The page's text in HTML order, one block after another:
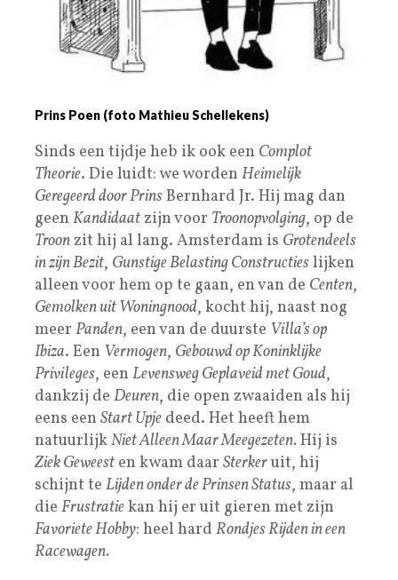
Prins Poen (foto Mathieu Schellekens)
Sinds een tijdje heb ik ook een Complot
Theorie. Die luidt: we worden Heimelijk
Geregeerd door PrinsBernhard Jr. Hij mag dan
geen Kandidaatzijn voor Troonopvolging, op de
Troonzit hij al lang. Amsterdam is Grotendeels
in zijn Bezit, Gunstige Belasting Constructieslijken
alleen voor hem op te gaan, en van de Centen,
Gemolken uit Woningnood, kocht hij, naast nog
meer Panden, een van de duurste Villa’s op
Ibiza. Een Vermogen, Gebouwd op Koninklijke
Privileges, een Levensweg Geplaveid met Goud,
dankzij de Deuren, die open zwaaiden als hij
eens een Start Upje deed. Het heeft hem
natuurlijkNiet Alleen Maar Meegezeten.Hij is
Ziek Geweest en kwam daar Sterkeruit, hij
schijnt te Lijden onder de Prinsen Status, maar al
die Frustratiekan hij er uit gieren met zijn
Favoriete Hobby: heel hard Rondjes Rijden in een
Racewagen.